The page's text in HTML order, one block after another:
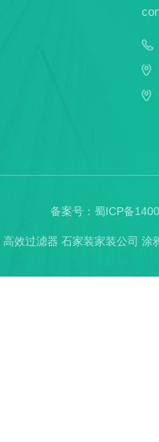
备案号： 蜀ICP备
高效过滤器 石家装家装公司 涂